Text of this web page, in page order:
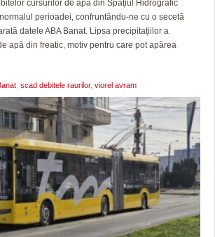
cursurilor de apă din Spațiul Hidrografic
perioadei, confruntându-ne cu o secetă
datele ABA Banat. Lipsa precipitațiilor a
apă din freatic, motiv pentru care pot apărea
, scad debitele raurilor, viorel avram